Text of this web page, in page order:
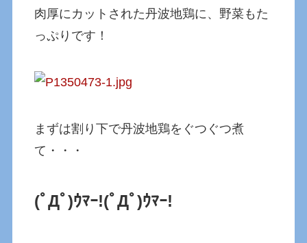
肉厚にカットされた丹波地鶏に、野菜もた
っぷりです！
まずは割り下で丹波地鶏をぐつぐつ煮
て・・・
(ﾟДﾟ)ｳﾏｰ!(ﾟДﾟ)ｳﾏｰ!